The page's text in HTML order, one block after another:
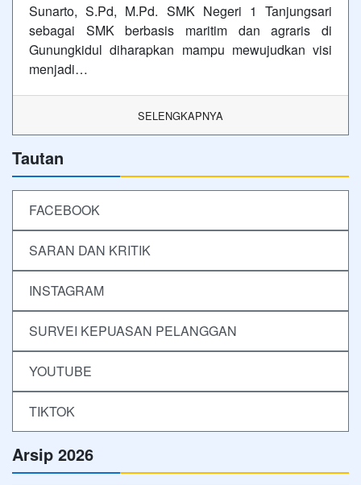
Sunarto, S.Pd, M.Pd. SMK Negeri 1 Tanjungsari
sebagai SMK berbasis maritim dan agraris di
Gunungkidul diharapkan mampu mewujudkan visi
menjadi…
SELENGKAPNYA
Tautan
FACEBOOK
SARAN DAN KRITIK
INSTAGRAM
SURVEI KEPUASAN PELANGGAN
YOUTUBE
TIKTOK
Arsip 2026